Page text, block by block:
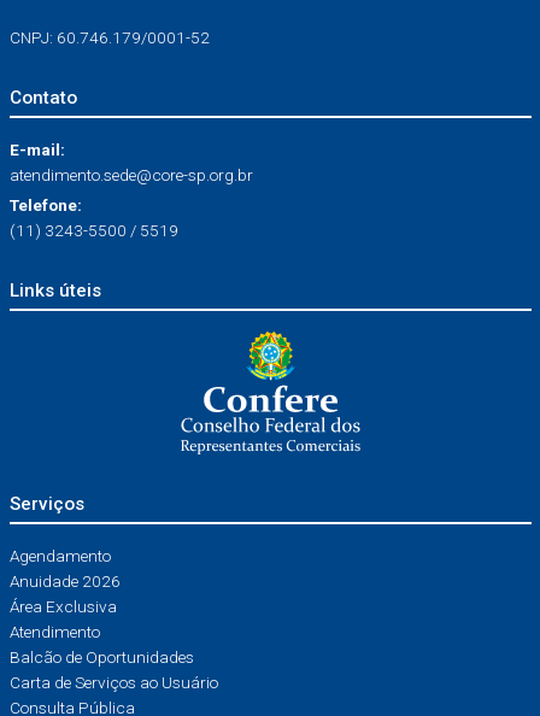
CNPJ: 60.746.179/0001-52
Contato
E-mail:
atendimento.sede@core-sp.org.br
Telefone:
(11) 3243-5500 / 5519
Links úteis
Serviços
Agendamento
Anuidade 2026
Área Exclusiva
Atendimento
Balcão de Oportunidades
Carta de Serviços ao Usuário
Consulta Pública